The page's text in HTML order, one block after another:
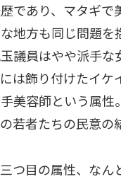
であり、マタギ
地方も同じ問題
議員はやや派手
は飾り付けたイ
美容師という属
若者たちの民意の
つ目の属性、なん